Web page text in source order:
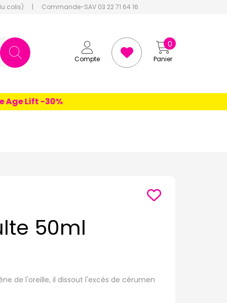
colis) | Commande-SAV 03 22 71 64 16
Compte Panier
0
Lift -30%
50ml
de l'oreille, il dissout l'excès de cérumen